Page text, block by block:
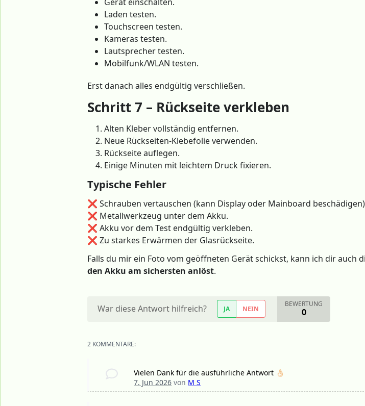
Laden testen.
Touchscreen testen.
Kameras testen.
Lautsprecher testen.
Mobilfunk/WLAN testen.
Erst danach alles endgültig verschließen.
Schritt 7 – Rückseite verkleben
Alten Kleber vollständig entfernen.
Neue Rückseiten-Klebefolie verwenden.
Rückseite auflegen.
Einige Minuten mit leichtem Druck fixieren.
Typische Fehler
❌ Schrauben vertauschen (kann Display oder Mainboard
❌ Metallwerkzeug unter dem Akku.
❌ Akku vor dem Test endgültig verkleben.
❌ Zu starkes Erwärmen der Glasrückseite.
Falls du mir ein Foto vom geöffneten Gerät schickst, kann ich dir auch
den Akku am sichersten anlöst.
War diese Antwort hilfreich? JA NEIN
BEWERTUNG
0
2 KOMMENTARE:
Vielen Dank für die ausführliche Antwort 👌🏻
7. Jun 2026 von M S